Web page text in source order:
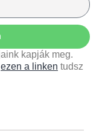
kapják meg.
ezen a linken tudsz